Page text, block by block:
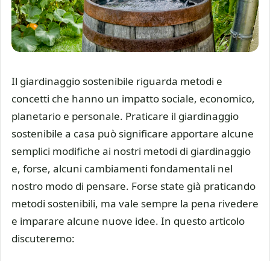
Il giardinaggio sostenibile riguarda metodi e
concetti che hanno un impatto sociale, economico,
planetario e personale. Praticare il giardinaggio
sostenibile a casa può significare apportare alcune
semplici modifiche ai nostri metodi di giardinaggio
e, forse, alcuni cambiamenti fondamentali nel
nostro modo di pensare. Forse state già praticando
metodi sostenibili, ma vale sempre la pena rivedere
e imparare alcune nuove idee. In questo articolo
discuteremo: